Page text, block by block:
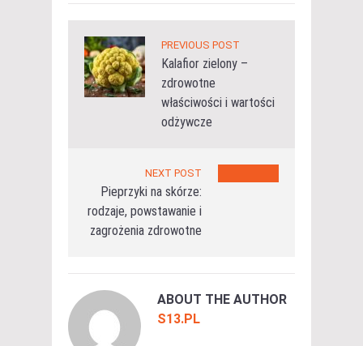
PREVIOUS POST
Kalafior zielony –
zdrowotne
właściwości i wartości
odżywcze
NEXT POST
Pieprzyki na skórze:
rodzaje, powstawanie i
zagrożenia zdrowotne
ABOUT THE AUTHOR
S13.PL